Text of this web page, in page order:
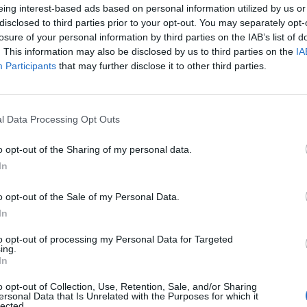
interest-based ads based on personal information utilized by us
to third parties prior to your opt-out. You may separately
of your personal information by third parties on the IAB’s list of
This information may also be disclosed by us to third parties on the
Participants that may further disclose it to other third parties.
Data Processing Opt Outs
opt-out of the Sharing of my personal data.
opt-out of the Sale of my Personal Data.
opt-out of processing my Personal Data for Targeted
opt-out of Collection, Use, Retention, Sale, and/or Sharing
Data that Is Unrelated with the Purposes for which it
Lecce 0-2
Lecce 2-3
Milan
Lecce
Milan 2-0
Lecce 2-2